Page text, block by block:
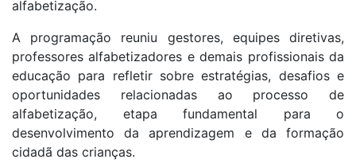
alfabetização.
A programação reuniu gestores, equipes diretivas,
professores alfabetizadores e demais profissionais da
educação para refletir sobre estratégias, desafios e
oportunidades relacionadas ao processo de
alfabetização, etapa fundamental para o
desenvolvimento da aprendizagem e da formação
cidadã das crianças.